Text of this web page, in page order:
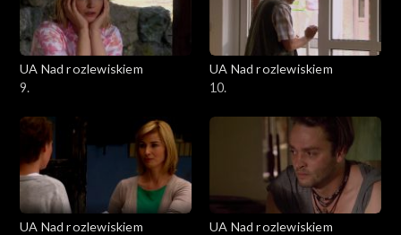
UA Nad rozlewiskiem
9.
UA Nad rozlewiskiem
10.
UA Nad rozlewiskiem
UA Nad rozlewiskiem